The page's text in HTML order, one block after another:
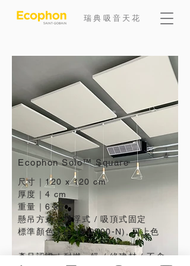
​瑞典吸音天花
Ecophon Solo™ Square
尺寸｜120 x 120 cm
厚度｜4 cm
​重量｜6 kg
懸吊方式｜懸浮式 / 吸頂式固定
標準顏色｜白 (S 0500-N), 可上色
產品認證｜耐燃一級 / 綠建材 / 不含